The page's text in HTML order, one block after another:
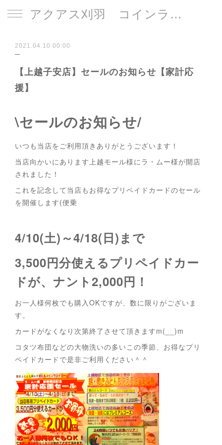
アクアス刈羽 コインランドリー
2021.04.10 00:00
【上越子安店】セールのお知らせ【家計応
援】
\セールのお知らせ/
いつも当店をご利用頂きありがとうございます！
当店向かいにあります上越モール様にラ・ムー様が開店
されました！
これを記念して当店もお得なプリペイドカードのセール
を開催します(便乗
4/10(土)～4/18(日)まで
3,500円分使えるプリペイドカー
ドが、ナント2,000円！
お一人様何枚でも購入OKですが、数に限りがございま
す。
カードがなくなり次第終了させて頂きますm(__)m
コタツ布団などの大物洗いの多いこの季節、お得なプリ
ペイドカードで是非ご利用ください＾＾